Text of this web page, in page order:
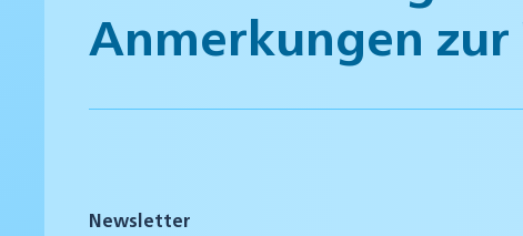
Anmerkungen zur
Newsletter